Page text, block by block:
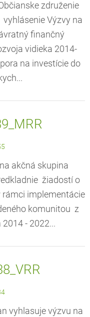
združenie
Výzvy na
finančný
vidieka 2014-
na investície do
akčná skupina
žiadostí o
implementácie
komunitou z
- 2022...
vyhlasuje výzvu na